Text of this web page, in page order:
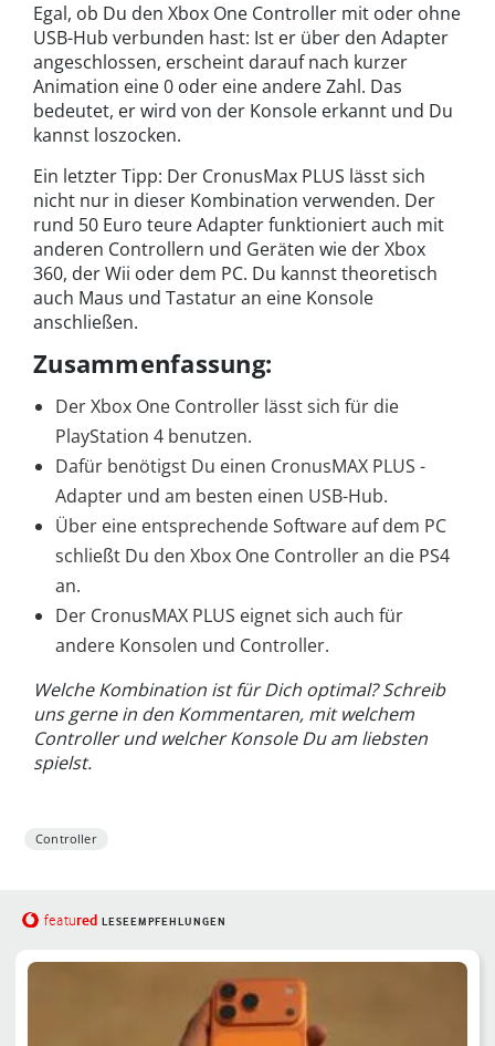
Egal, ob Du den Xbox One Controller mit oder ohne
USB-Hub verbunden hast: Ist er über den Adapter
angeschlossen, erscheint darauf nach kurzer
Animation eine 0 oder eine andere Zahl. Das
bedeutet, er wird von der Konsole erkannt und Du
kannst loszocken.
Ein letzter Tipp: Der CronusMax PLUS lässt sich
nicht nur in dieser Kombination verwenden. Der
rund 50 Euro teure Adapter funktioniert auch mit
anderen Controllern und Geräten wie der Xbox
360, der Wii oder dem PC. Du kannst theoretisch
auch Maus und Tastatur an eine Konsole
anschließen.
Zusammenfassung:
Der Xbox One Controller lässt sich für die
PlayStation 4 benutzen.
Dafür benötigst Du einen CronusMAX PLUS -
Adapter und am besten einen USB-Hub.
Über eine entsprechende Software auf dem PC
schließt Du den Xbox One Controller an die PS4
an.
Der CronusMAX PLUS eignet sich auch für
andere Konsolen und Controller.
Welche Kombination ist für Dich optimal? Schreib
uns gerne in den Kommentaren, mit welchem
Controller und welcher Konsole Du am liebsten
spielst.
Controller
featured LESEEMPFEHLUNGEN